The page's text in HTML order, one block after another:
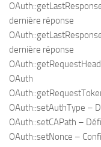
dernière réponse
dernière réponse
OAuth
OAuth::setAuthType –
OAuth::setCAPath –
OAuth::setNonce –